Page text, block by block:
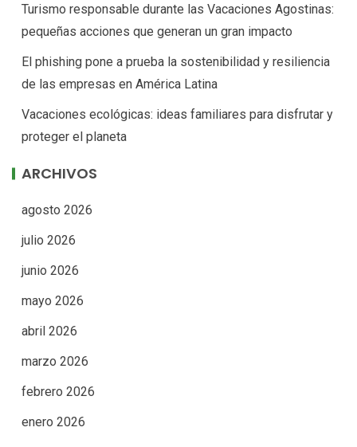
Turismo responsable durante las Vacaciones Agostinas:
pequeñas acciones que generan un gran impacto
El phishing pone a prueba la sostenibilidad y resiliencia
de las empresas en América Latina
Vacaciones ecológicas: ideas familiares para disfrutar y
proteger el planeta
ARCHIVOS
agosto 2026
julio 2026
junio 2026
mayo 2026
abril 2026
marzo 2026
febrero 2026
enero 2026